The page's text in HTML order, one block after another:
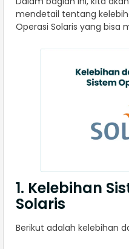
mendetail tentang
Operasi Solaris yang bisa
1. Kelebihan
Solaris​
Berikut adalah kelebihan